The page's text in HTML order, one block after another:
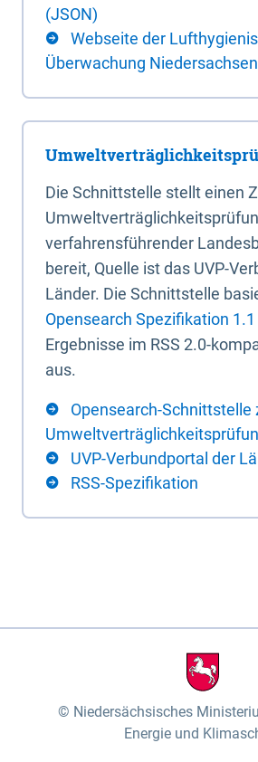
(JSON)
Webseite der
Überwachung Niedersachsen
Die Schnittstelle stellt einen
verfahrensführender
bereit, Quelle ist das UVP-
Länder. Die Schnittstelle
Opensearch Spezifikation 1.1
Ergebnisse im RSS 2.0-
aus.
Opensearch-Schnittstelle
UVP-Verbundportal der
RSS-Spezifikation
Niedersächsisches
Energie und